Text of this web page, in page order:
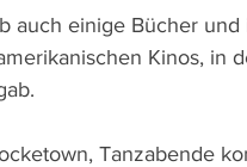
auch einige Bücher
Kinos, in
Tanzabende